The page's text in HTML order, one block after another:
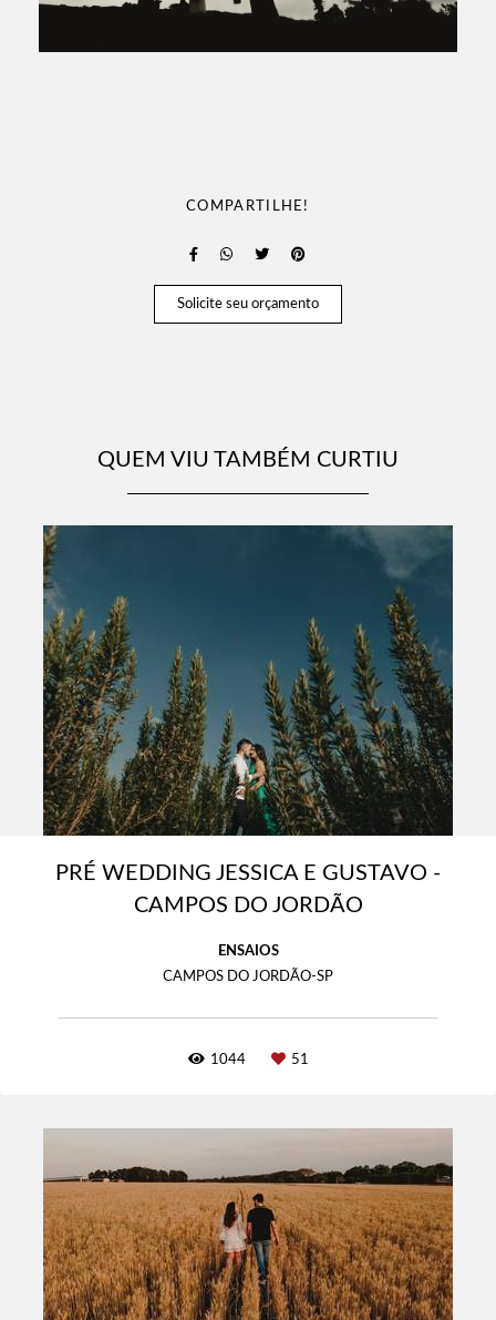
COMPARTILHE!
Solicite seu orçamento
QUEM VIU TAMBÉM CURTIU
PRÉ WEDDING JESSICA E GUSTAVO -
CAMPOS DO JORDÃO
ENSAIOS
CAMPOS DO JORDÃO-SP
1044 51